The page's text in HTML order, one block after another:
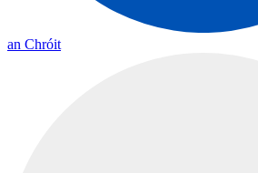
an Chróit